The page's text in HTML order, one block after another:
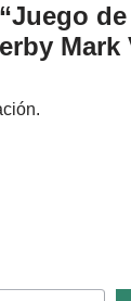
Mark